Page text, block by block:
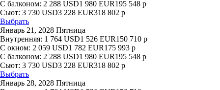
С балконом: 2 288 USD1 980 EUR195 548 р
Сьют: 3 730 USD3 228 EUR318 802 р
Выбрать
Январь 21, 2028 Пятница
Внутренняя: 1 764 USD1 526 EUR150 710 р
С окном: 2 059 USD1 782 EUR175 993 р
С балконом: 2 288 USD1 980 EUR195 548 р
Сьют: 3 730 USD3 228 EUR318 802 р
Выбрать
Январь 28, 2028 Пятница